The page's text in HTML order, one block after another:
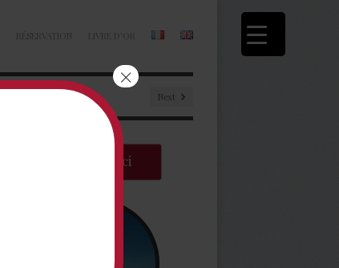
RÉSERVATION LIVRE D’OR
Next
Réserver ici
×